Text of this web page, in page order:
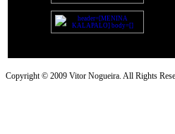
Copyright © 2009 Vitor Nogueira. All Rights